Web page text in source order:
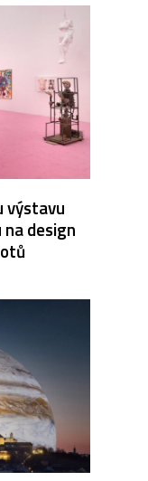
výstavu
design